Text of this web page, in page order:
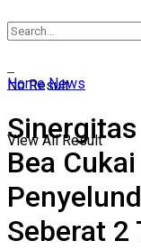
No Result
View All Result
Home News
Sinergitas
Bea
Seberat 2